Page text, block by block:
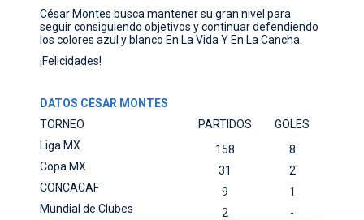
César Montes busca mantener su gran nivel para
seguir consiguiendo objetivos y continuar defendiendo
los colores azul y blanco En La Vida Y En La Cancha.
¡Felicidades!
DATOS CÉSAR MONTES
TORNEO
PARTIDOS
GOLES
Liga MX
158
8
Copa MX
31
2
CONCACAF
9
1
Mundial de Clubes
2
-